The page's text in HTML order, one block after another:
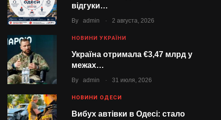
відгуки…
By admin . 2 августа, 2026
НОВИНИ УКРАЇНИ
Україна отримала €3,47 млрд у
межах…
By admin . 31 июля, 2026
НОВИНИ ОДЕСИ
Вибух автівки в Одесі: стало